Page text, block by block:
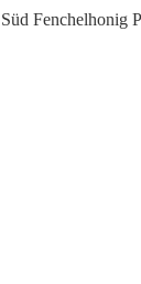
Fenchelhonig